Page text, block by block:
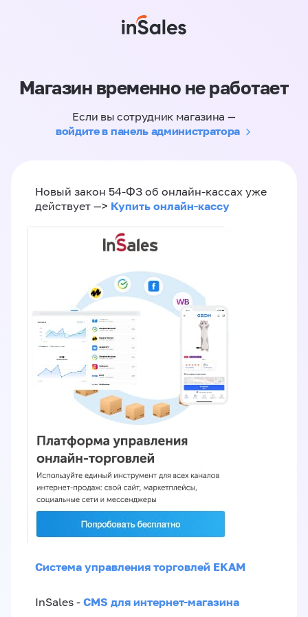
Магазин временно не работает
Если вы сотрудник магазина —
войдите в панель администратора
Новый закон 54-ФЗ об онлайн-кассах уже
действует —> Купить онлайн-кассу
Система управления торговлей EKAM
InSales - CMS для интернет-магазина